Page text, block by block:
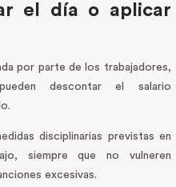
el día o aplicar
por parte de los trabajadores,
descontar el salario
disciplinarias previstas en
siempre que no vulneren
excesivas.